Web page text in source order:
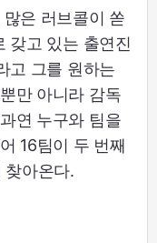
은 러브콜이 쏟
갖고 있는 출연진
고 그를 원하는
만 아니라 감독
연 누구와 팀을
16팀이 두 번째
찾아온다.